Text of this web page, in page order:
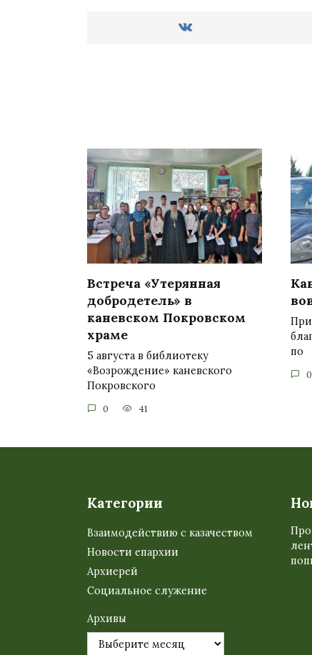
Встреча «Утерянная
добродетель» в
каневском Покровском
храме
5 августа в библиотеку
«Возрождение» каневского
Покровского
0 41
по
0
Категории
Взаимодействию с казачеством
Новости епархии
Архиерей
Социальное служение
Архивы